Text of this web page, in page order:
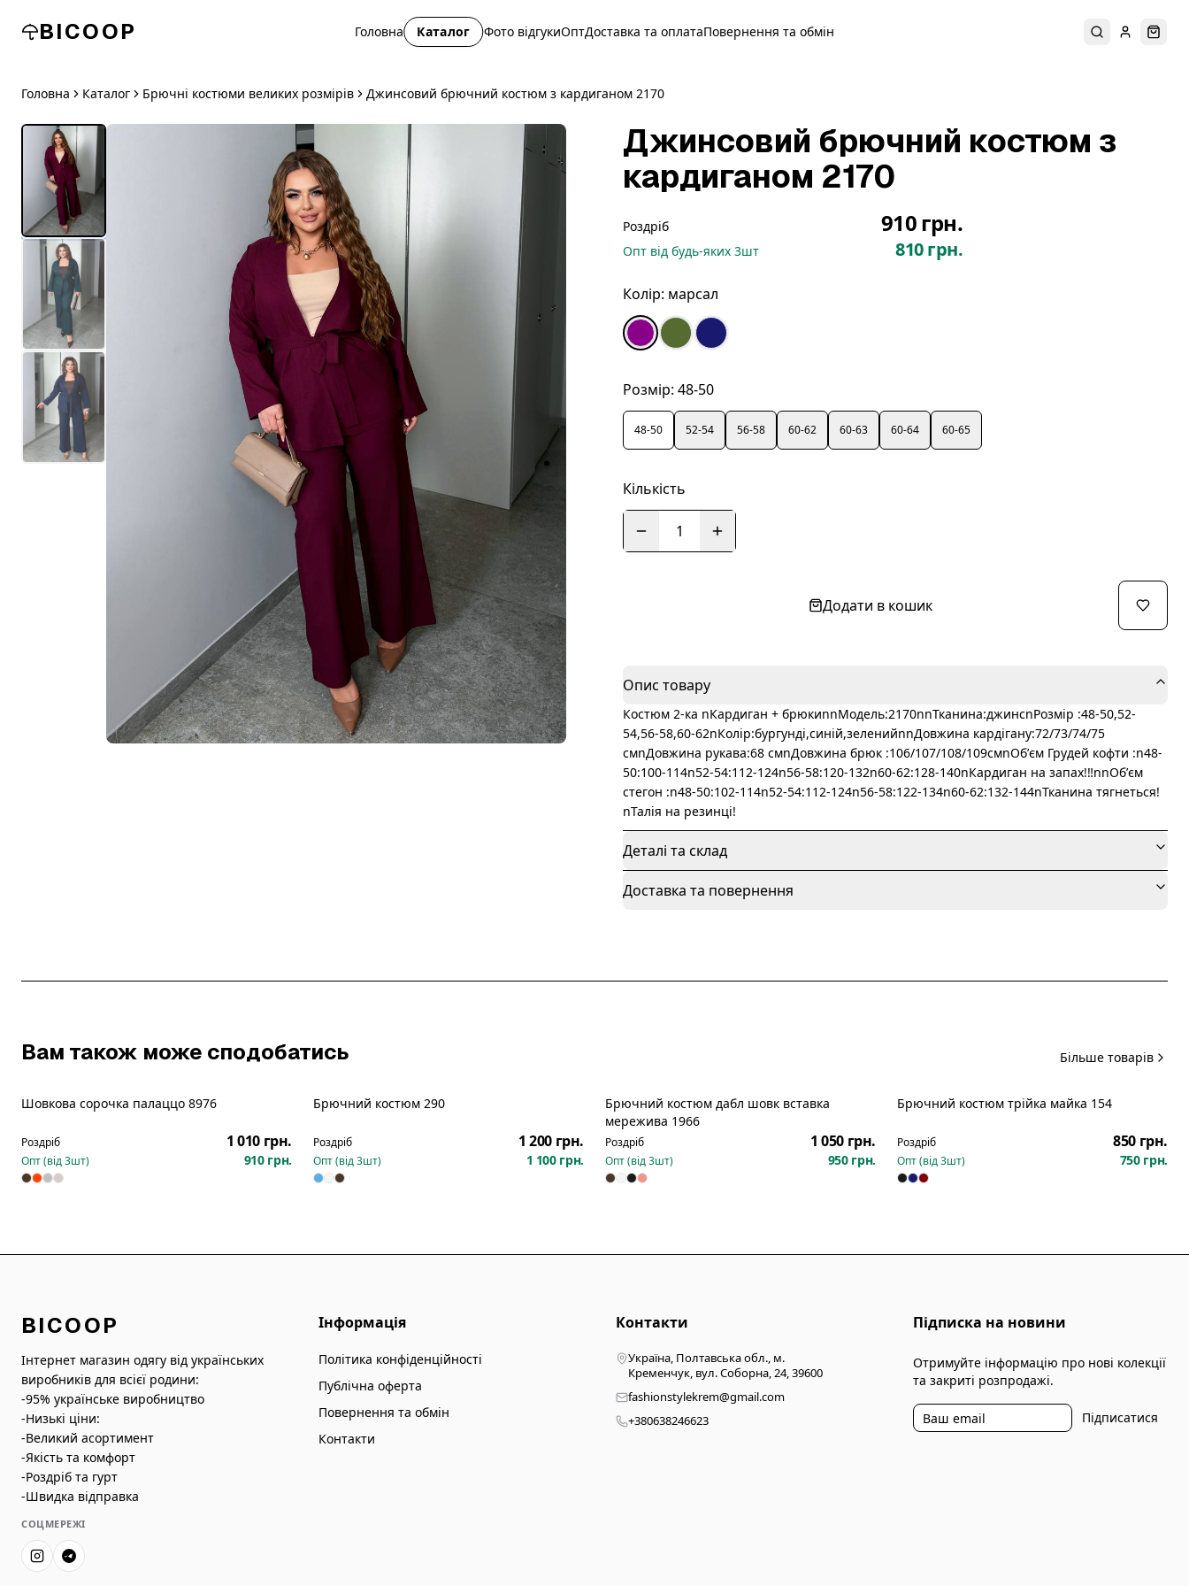
BICOOP Головна Каталог Фото відгукиОптДоставка та оплатаПовернення та обмін ПошукУвійти
Головна Каталог Брючні костюми великих розмірів Джинсовий брючний костюм з кардиганом 2170
Джинсовий брючний костюм з
кардиганом 2170
Роздріб 910 грн.
Опт від будь-яких 3шт 810 грн.
Колір: марсал
Розмір: 48-50
48-50 52-54 56-58 60-62 60-63 60-64 60-65
Кількість
1
Додати в кошик
Опис товару
Костюм 2-ка nКардиган + брюкиnnМодель:2170nnТканина:джинсnРозмір :48-50,52-
54,56-58,60-62nКолір:бургунді,синій,зеленийnnДовжина кардігану:72/73/74/75
смnДовжина рукава:68 смnДовжина брюк :106/107/108/109смnОбʼєм Грудей кофти :n48-
50:100-114n52-54:112-124n56-58:120-132n60-62:128-140nКардиган на запах!‼️nnОбʼєм
стегон :n48-50:102-114n52-54:112-124n56-58:122-134n60-62:132-144nТканина тягнеться!
nТалія на резинці!
Деталі та склад
Доставка та повернення
Вам також може сподобатись Більше товарів
Шовкова сорочка палаццо 8976
Роздріб 1 010 грн.
Опт (від3шт) 910 грн.
Брючний костюм 290
Роздріб 1 200 грн.
Опт (від3шт) 1 100 грн.
Брючний костюм дабл шовк вставка
мережива 1966
Роздріб 1 050 грн.
Опт (від3шт) 950 грн.
Брючний костюм трійка майка 154
Роздріб 850 грн.
Опт (від3шт) 750 грн.
BICOOP
Інтернет магазин одягу від українських
виробників для всієї родини:
-95% українське виробництво
-Низькі ціни:
-Великий асортимент
-Якість та комфорт
-Роздріб та гурт
-Швидка відправка
СОЦМЕРЕЖІ
Інформація
Політика конфіденційності
Публічна оферта
Повернення та обмін
Контакти
Контакти
Україна, Полтавська обл., м.
Кременчук, вул. Соборна, 24, 39600
fashionstylekrem@gmail.com
+380638246623
Підписка на новини
Отримуйте інформацію про нові колекції
та закриті розпродажі.
Підписатися